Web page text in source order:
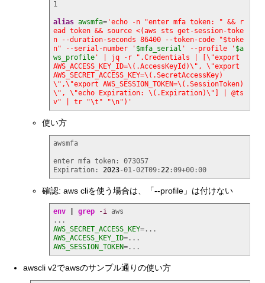
1
alias awsmfa='echo -n "enter mfa token: " && r
ead token && source <(aws sts get-session-toke
n --duration-seconds 86400 --token-code "$toke
n" --serial-number ' $mfa_serial ' --profile ' $a
ws_profile' | jq -r ".Credentials | [\"export
AWS_ACCESS_KEY_ID=\(.AccessKeyId)\", \"export
AWS_SECRET_ACCESS_KEY=\(.SecretAccessKey)
\",\"export AWS_SESSION_TOKEN=\(.SessionToken)
\", \"echo Expiration: \(.Expiration)\"] | @ts
v" | tr "\t" "\n")'
使い方
awsmfa
enter mfa token: 073057
Expiration: 2023-01-02T09: 22:09+00:00
確認: aws cliを使う場合は、「--profile」は付けない
env grep -i
aws
AWS_SECRET_ACCESS_KEY
AWS_ACCESS_KEY_ID
AWS_SESSION_TOKEN=...
awscli v2でawsのサンプル通りの使い方